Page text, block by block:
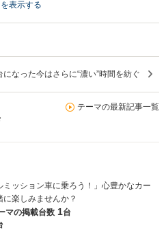
表示する
なった今はさらに“濃い”時間を紡ぐ
テーマの最新記事一覧
ミッション車に乗ろう！」心豊かなカー
に楽しみませんか？
マの掲載台数 1台